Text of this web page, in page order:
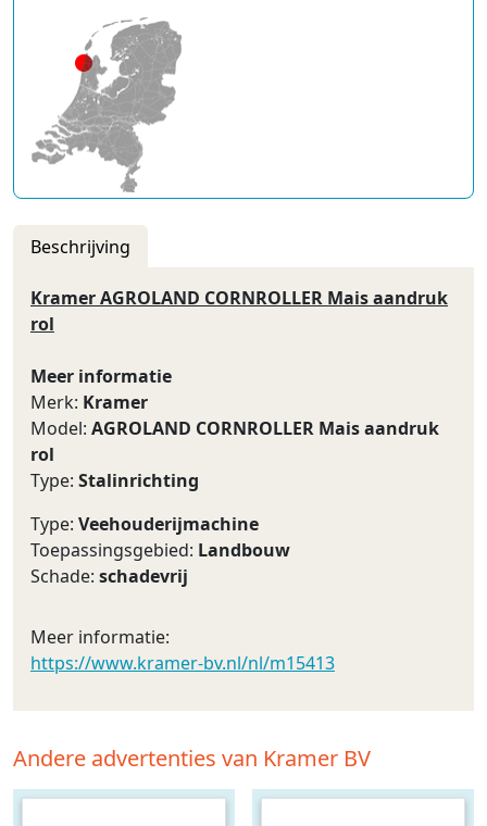
Beschrijving
Kramer AGROLAND CORNROLLER Mais aandruk
rol
Meer informatie
Merk: Kramer
Model: AGROLAND CORNROLLER Mais aandruk
rol
Type: Stalinrichting
Type: Veehouderijmachine
Toepassingsgebied: Landbouw
Schade: schadevrij
Meer informatie:
https://www.kramer-bv.nl/nl/m15413
Andere advertenties van Kramer BV